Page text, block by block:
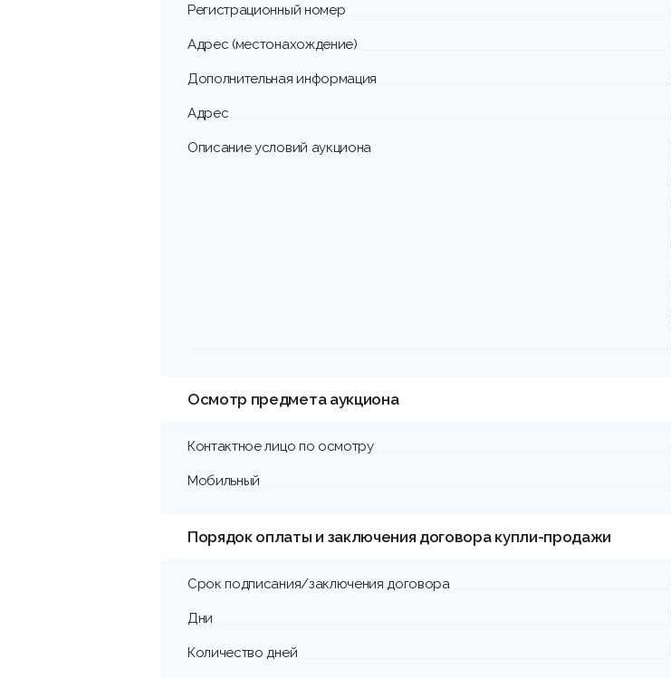
Регистрационный номер
Адрес (местонахождение)
Дополнительная информация
Адрес
Описание условий аукциона
Осмотр предмета аукциона
Контактное лицо по осмотру
Мобильный
Порядок оплаты и заключения договора купли-продажи
Срок подписания/заключения договора
Дни
Количество дней